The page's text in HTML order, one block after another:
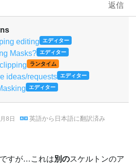
返信
editing
エディター
Masks? エディター
ランタイム
ideas/requests エディター
エディター
8日 英語から 日本語に翻訳済み
すが…これは別のスケルトンのア